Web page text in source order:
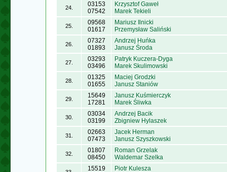
24.
03153
07542
Krzysztof Gaweł
Marek Tekieli
25.
09568
01617
Mariusz Ilnicki
Przemysław Saliński
26.
07327
01893
Andrzej Huńka
Janusz Środa
27.
03293
03496
Patryk Kuczera-Dyga
Marek Skulimowski
28.
01325
01655
Maciej Grodzki
Janusz Staniów
29.
15649
17281
Janusz Kuśmierczyk
Marek Śliwka
30.
03034
03199
Andrzej Bacik
Zbigniew Hylaszek
31.
02663
07473
Jacek Herman
Janusz Szyszkowski
32.
01807
08450
Roman Grzelak
Waldemar Szelka
15519
Piotr Kulesza